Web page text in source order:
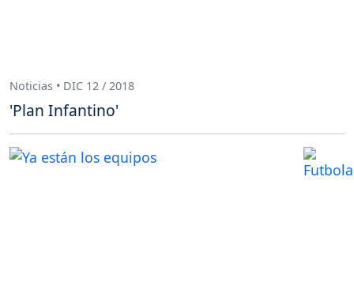
Noticias • DIC 12 / 2018
'Plan Infantino'